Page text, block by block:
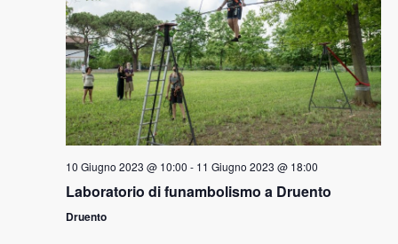
10 Giugno 2023 @ 10:00 - 11 Giugno 2023 @ 18:00
Laboratorio di funambolismo a Druento
Druento